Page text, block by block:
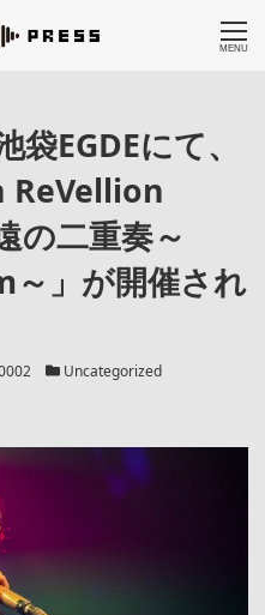
MENU
EGDEにて、
ReVellion
の二重奏～
」が開催され
カテゴリー
Uncategorized